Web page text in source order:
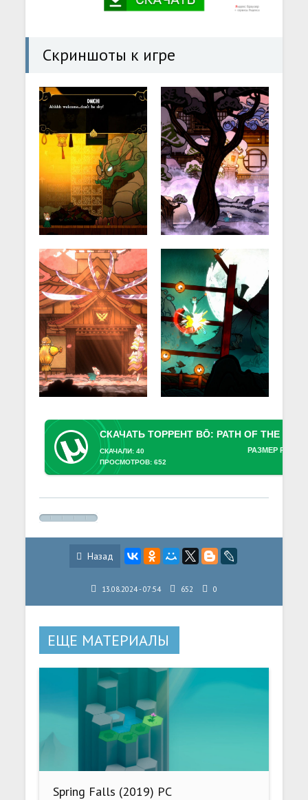
Скриншоты к игре
РАЗМЕР
СКАЧАЛИ: 40
ПРОСМОТРОВ: 652
Назад
13.08.2024 - 07:54 652 0
ЕЩЕ МАТЕРИАЛЫ
Spring Falls (2019) PC